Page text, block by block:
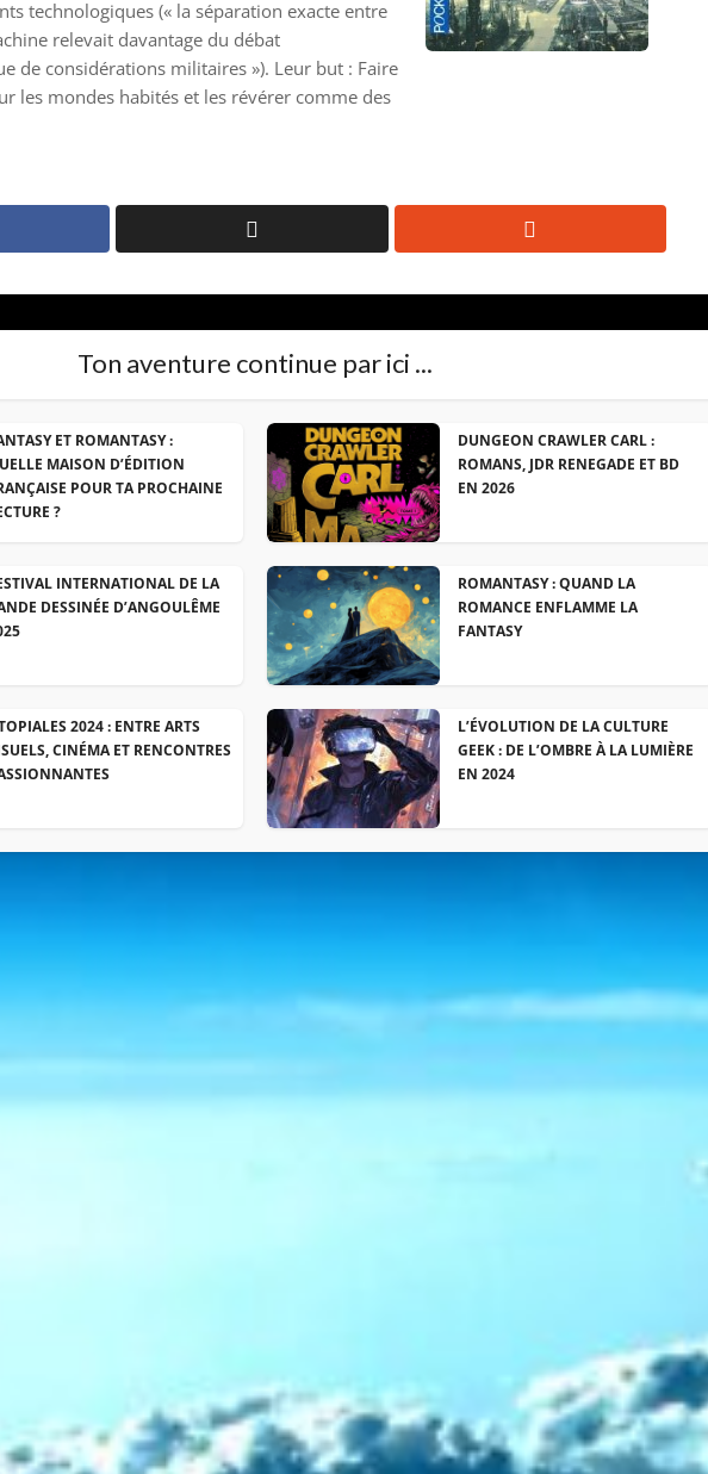
technologiques (« la séparation exacte entre
relevait davantage du débat
de considérations militaires »). Leur but : Faire
les mondes habités et les révérer comme des
Ton aventure continue par ici ...
ET ROMANTASY :
MAISON D’ÉDITION
POUR TA PROCHAINE
?
DUNGEON CRAWLER CARL :
ROMANS, JDR RENEGADE ET BD
EN 2026
INTERNATIONAL DE LA
DESSINÉE D’ANGOULÊME
ROMANTASY : QUAND LA
ROMANCE ENFLAMME LA
FANTASY
2024 : ENTRE ARTS
CINÉMA ET RENCONTRES
L’ÉVOLUTION DE LA CULTURE
GEEK : DE L’OMBRE À LA LUMIÈRE
EN 2024